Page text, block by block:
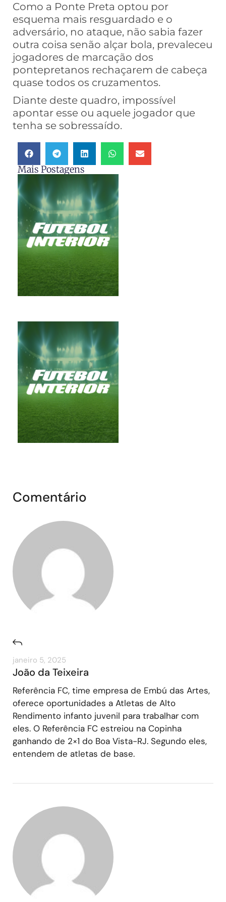
Como a Ponte Preta optou por
esquema mais resguardado e o
adversário, no ataque, não sabia fazer
outra coisa senão alçar bola, prevaleceu
jogadores de marcação dos
pontepretanos rechaçarem de cabeça
quase todos os cruzamentos.
Diante deste quadro, impossível
apontar esse ou aquele jogador que
tenha se sobressaído.
Mais Postagens
Comentário
janeiro 5, 2025
João da Teixeira
Referência FC, time empresa de Embú das Artes,
oferece oportunidades a Atletas de Alto
Rendimento infanto juvenil para trabalhar com
eles. O Referência FC estreiou na Copinha
ganhando de 2×1 do Boa Vista-RJ. Segundo eles,
entendem de atletas de base.